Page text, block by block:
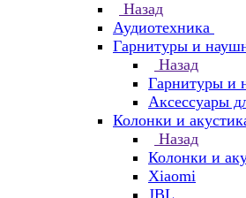
Назад
Аудиотехника
Гарнитуры и
Назад
Гарнитуры и
Аксессуары
Колонки и
Назад
Колонки и
Xiaomi
JBL